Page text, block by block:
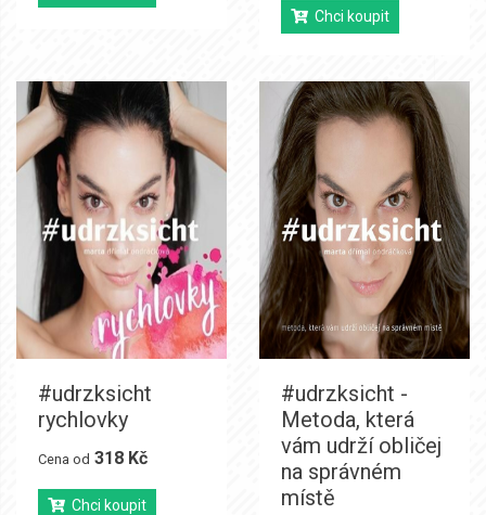
Chci koupit
#udrzksicht
rychlovky
Cena od 318 Kč
Chci koupit
#udrzksicht -
Metoda, která
vám udrží obličej
na správném
místě